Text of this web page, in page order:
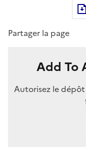
Partager la page
Add To
Autorisez le